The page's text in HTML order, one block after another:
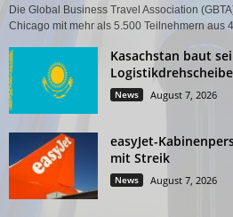
Die Global Business Travel Association
Chicago mit mehr als 5.500 Teilnehmern aus
Kasachstan baut
News August 7, 2026
easyJet-
mit Streik
News August 7, 2026